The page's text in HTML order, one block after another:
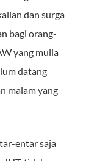
dan surga
bagi orang-
yang mulia
datang
malam yang
entar saja